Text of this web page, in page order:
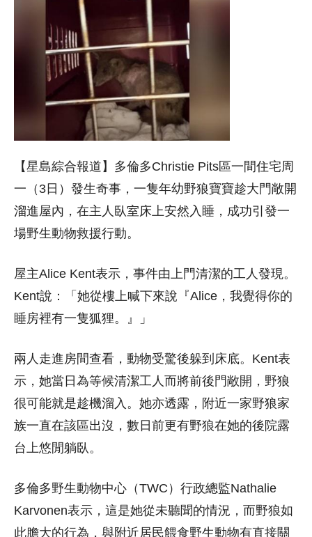
【星島綜合報道】多倫多Christie Pits區一間住宅周
一（3日）發生奇事，一隻年幼野狼寶寶趁大門敞開
溜進屋內，在主人臥室床上安然入睡，成功引發一
場野生動物救援行動。
屋主Alice Kent表示，事件由上門清潔的工人發現。
Kent說：「她從樓上喊下來說『Alice，我覺得你的
睡房裡有一隻狐狸。』」
兩人走進房間查看，動物受驚後躲到床底。Kent表
示，她當日為等候清潔工人而將前後門敞開，野狼
很可能就是趁機溜入。她亦透露，附近一家野狼家
族一直在該區出沒，數日前更有野狼在她的後院露
台上悠閒躺臥。
多倫多野生動物中心（TWC）行政總監Nathalie
Karvonen表示，這是她從未聽聞的情況，而野狼如
此膽大的行為，與附近居民餵食野生動物有直接關